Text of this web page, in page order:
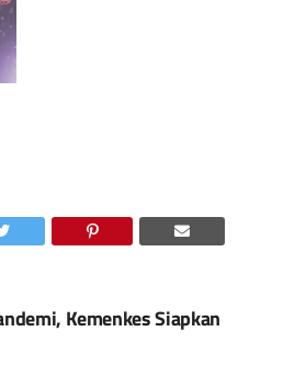
Kemenkes Siapkan